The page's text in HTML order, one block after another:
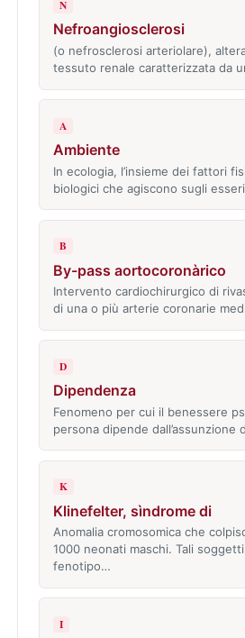
N
Nefroangiosclerosi
(o nefrosclerosi arteriolare),
tessuto renale caratterizzata da
A
Ambiente
In ecologia, l’insieme dei fattori
biologici che agiscono sugli
B
By-pass aortocoronàrico
Intervento cardiochirurgico di
di una o più arterie coronarie
D
Dipendenza
Fenomeno per cui il benessere
persona dipende dall’assunzione
K
Klinefelter, sìndrome di
Anomalia cromosomica che
1000 neonati maschi. Tali
fenotipo…
I